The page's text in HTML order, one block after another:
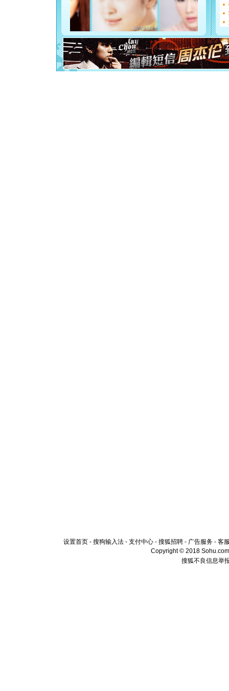
如意,快
[元旦]
看
断电。
你是我
[元旦]如
起；二是
离。水晶
[元旦]当
设置首页 - 搜狗输入法 - 支付中心 - 搜狐招聘 - 广告服务 - 客
Copyright © 2018
搜狐不良信息举